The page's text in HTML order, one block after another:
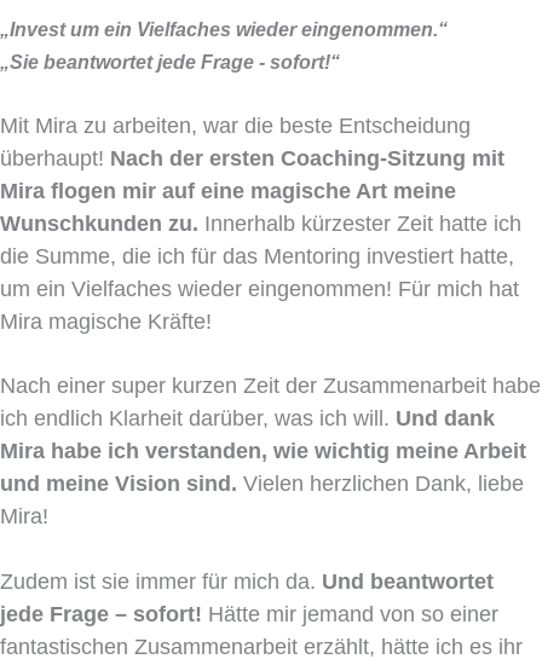
„Invest um ein Vielfaches wieder eingenommen.“
„Sie beantwortet jede Frage - sofort!“
Mit Mira zu arbeiten, war die beste Entscheidung
überhaupt! Nach der ersten Coaching-Sitzung mit
Mira flogen mir auf eine magische Art meine
Wunschkunden zu. Innerhalb kürzester Zeit hatte ich
die Summe, die ich für das Mentoring investiert hatte,
um ein Vielfaches wieder eingenommen! Für mich hat
Mira magische Kräfte!
Nach einer super kurzen Zeit der Zusammenarbeit habe
ich endlich Klarheit darüber, was ich will. Und dank
Mira habe ich verstanden, wie wichtig meine Arbeit
und meine Vision sind. Vielen herzlichen Dank, liebe
Mira!
Zudem ist sie immer für mich da. Und beantwortet
jede Frage – sofort! Hätte mir jemand von so einer
fantastischen Zusammenarbeit erzählt, hätte ich es ihr